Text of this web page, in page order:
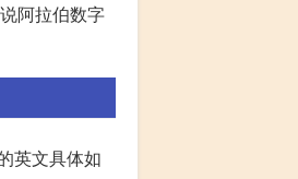
阿拉伯数字
英文具体如